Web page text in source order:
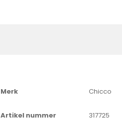
Merk Chicco
Artikel nummer 317725